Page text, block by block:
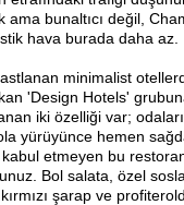
ama bunaltıcı değil,
hava burada daha az.
minimalist
'Design Hotels'
iki özelliği var;
yürüyünce hemen
etmeyen bu
Bol salata, özel
şarap ve